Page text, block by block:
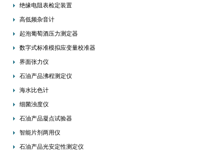
绝缘电阻表检定装置
高低频杂音计
起泡葡萄酒压力测定器
数字式标准模拟应变量校准器
界面张力仪
石油产品沸程测定仪
海水比色计
细菌浊度仪
石油产品凝点试验器
智能片剂两用仪
石油产品光安定性测定仪